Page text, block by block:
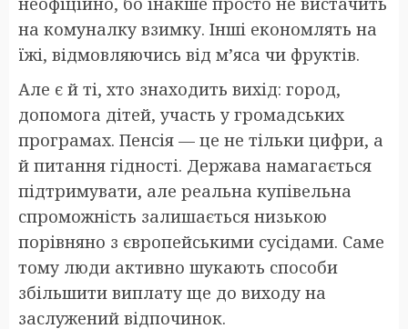
на комуналку взимку. Інші економлять на
їжі, відмовляючись від м’яса чи фруктів.
Але є й ті, хто знаходить вихід: город,
допомога дітей, участь у громадських
програмах. Пенсія — це не тільки цифри, а
й питання гідності. Держава намагається
підтримувати, але реальна купівельна
спроможність залишається низькою
порівняно з європейськими сусідами. Саме
тому люди активно шукають способи
збільшити виплату ще до виходу на
заслужений відпочинок.